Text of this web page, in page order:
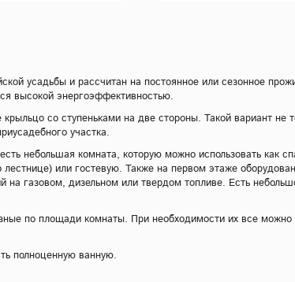
усадьбы и рассчитан на постоянное или сезонное
высокой энергоэффективностью.
со ступеньками на две стороны. Такой вариант не
участка.
небольшая комната, которую можно использовать как
или гостевую. Также на первом этаже
газовом, дизельном или твердом топливе. Есть
по площади комнаты. При необходимости их все можно
полноценную ванную.